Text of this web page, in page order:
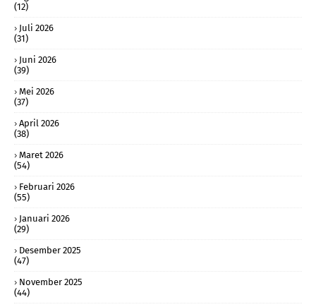
(12)
Juli 2026
(31)
Juni 2026
(39)
Mei 2026
(37)
April 2026
(38)
Maret 2026
(54)
Februari 2026
(55)
Januari 2026
(29)
Desember 2025
(47)
November 2025
(44)